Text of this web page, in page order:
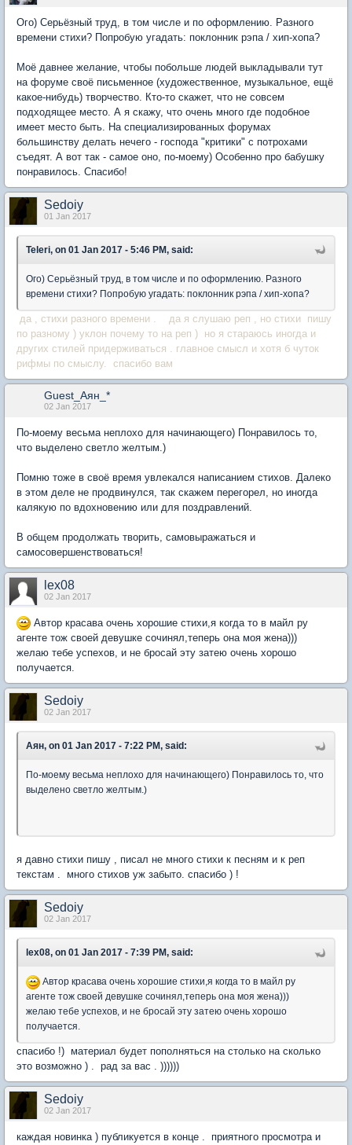
Ого) Серьёзный труд, в том числе и по оформлению. Разного
времени стихи? Попробую угадать: поклонник рэпа / хип-хопа?
Моё давнее желание, чтобы побольше людей выкладывали тут
на форуме своё письменное (художественное, музыкальное, ещё
какое-нибудь) творчество. Кто-то скажет, что не совсем
подходящее место. А я скажу, что очень много где подобное
имеет место быть. На специализированных форумах
большинству делать нечего - господа "критики" с потрохами
съедят. А вот так - самое оно, по-моему) Особенно про бабушку
понравилось. Спасибо!
Sedoiy
01 Jan 2017
Teleri, on 01 Jan 2017 - 5:46 PM, said:
Ого) Серьёзный труд, в том числе и по оформлению. Разного
времени стихи? Попробую угадать: поклонник рэпа / хип-хопа?
да , стихи разного времени . да я слушаю реп , но стихи пишу
по разному ) уклон почему то на реп ) но я стараюсь иногда и
других стилей придерживаться . главное смысл и хотя б чуток
рифмы по смыслу. спасибо вам
Guest_Аян_*
02 Jan 2017
По-моему весьма неплохо для начинающего) Понравилось то,
что выделено светло желтым.)
Помню тоже в своё время увлекался написанием стихов. Далеко
в этом деле не продвинулся, так скажем перегорел, но иногда
калякую по вдохновению или для поздравлений.
В общем продолжать творить, самовыражаться и
самосовершенствоваться!
lex08
02 Jan 2017
Автор красава очень хорошие стихи,я когда то в майл ру
агенте тож своей девушке сочинял,теперь она моя жена)))
желаю тебе успехов, и не бросай эту затею очень хорошо
получается.
Sedoiy
02 Jan 2017
Аян, on 01 Jan 2017 - 7:22 PM, said:
По-моему весьма неплохо для начинающего) Понравилось то, что
выделено светло желтым.)
я давно стихи пишу , писал не много стихи к песням и к реп
текстам . много стихов уж забыто. спасибо ) !
Sedoiy
02 Jan 2017
lex08, on 01 Jan 2017 - 7:39 PM, said:
Автор красава очень хорошие стихи,я когда то в майл ру
агенте тож своей девушке сочинял,теперь она моя жена)))
желаю тебе успехов, и не бросай эту затею очень хорошо
получается.
спасибо !) материал будет пополняться на столько на сколько
это возможно ) . рад за вас . ))))))
Sedoiy
02 Jan 2017
каждая новинка ) публикуется в конце . приятного просмотра и